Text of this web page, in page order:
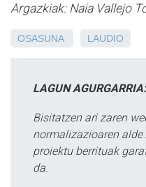
Argazkiak: Naia Vallejo
OSASUNA LAUDIO
LAGUN AGURGARRIA:
Bisitatzen ari zaren
normalizazioaren
proiektu berrituak
da.